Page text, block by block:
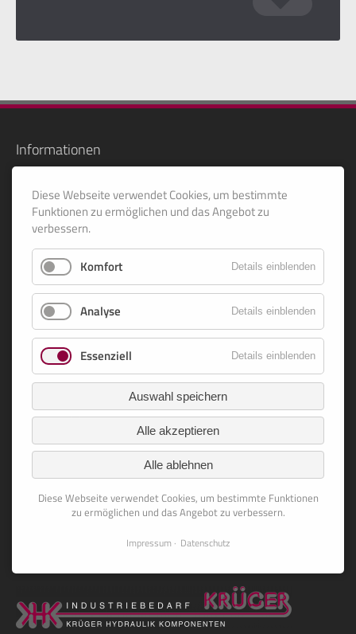
Informationen
Sitemap
Rechtliches
Impressum
Datenschutz
AGB
Cookies bearbeiten
Social Media
Besuchen Sie uns auch auf
Diese Webseite verwendet Cookies, um bestimmte
Funktionen zu ermöglichen und das Angebot zu
verbessern.
Komfort Details einblenden
Analyse Details einblenden
Essenziell Details einblenden
Auswahl speichern
Alle akzeptieren
Alle ablehnen
Diese Webseite verwendet Cookies, um bestimmte Funktionen
zu ermöglichen und das Angebot zu verbessern.
Impressum Datenschutz